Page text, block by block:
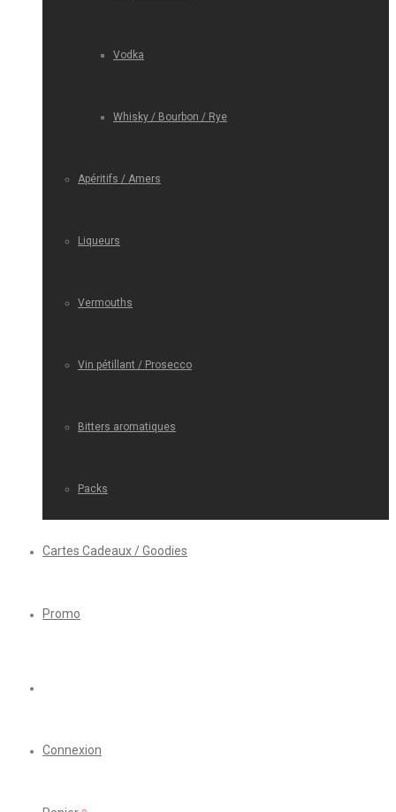
Vodka
Whisky / Bourbon / Rye
Apéritifs / Amers
Liqueurs
Vermouths
Vin pétillant / Prosecco
Bitters aromatiques
Packs
Cartes Cadeaux / Goodies
Promo
Connexion